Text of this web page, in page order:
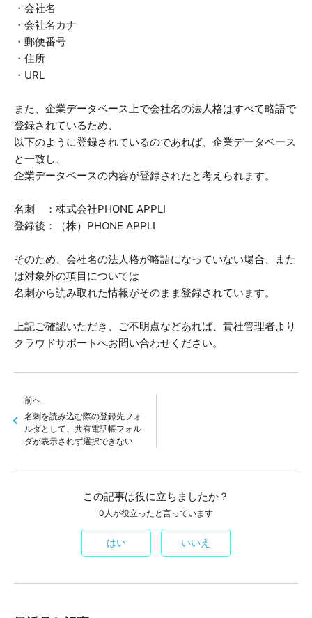
・会社名
・会社名カナ
・郵便番号
・住所
・URL
また、企業データベース上で会社名の法人格はすべて略語で
登録されているため、
以下のように登録されているのであれば、企業データベース
と一致し、
企業データベースの内容が登録されたと考えられます。
名刺 ：株式会社PHONE APPLI
登録後：（株）PHONE APPLI
そのため、会社名の法人格が略語になっていない場合、また
は対象外の項目については
名刺から読み取れた情報がそのまま登録されています。
上記ご確認いただき、ご不明点などあれば、貴社管理者より
クラウドサポートへお問い合わせください。
前へ
名刺を読み込む際の登録先フォ
ルダとして、共有電話帳フォル
ダが表示されず選択できない
この記事は役に立ちましたか？
0人が役立ったと言っています
はい いいえ